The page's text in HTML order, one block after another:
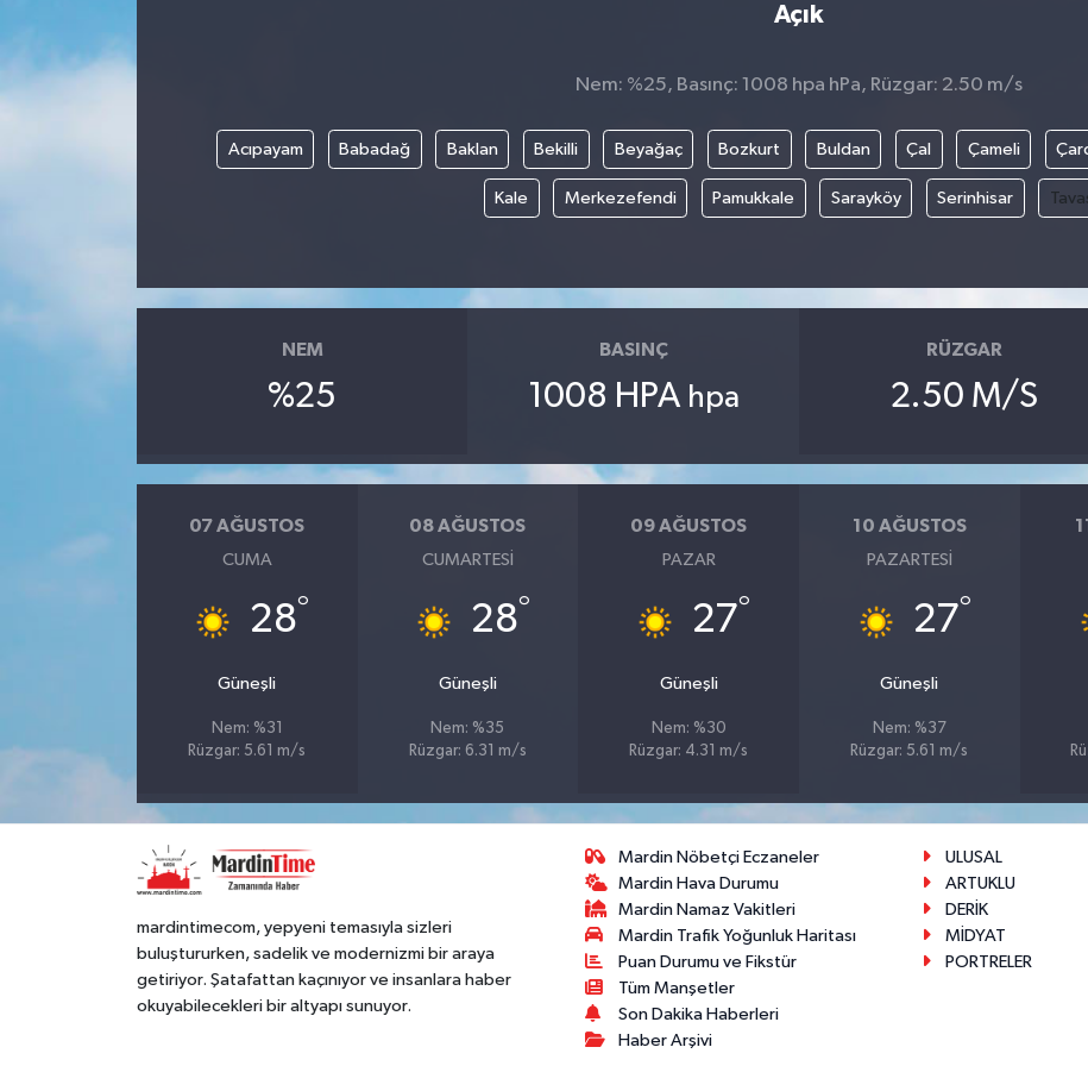
Açık
Nem: %25, Basınç: 1008 hpa hPa, Rüzgar: 2.50 m/s
Acıpayam Babadağ Baklan Bekilli Beyağaç Bozkurt Buldan Çal Çameli
Kale Merkezefendi Pamukkale Sarayköy Serinhisar
NEM
%25
BASINÇ
1008 HPA hpa
RÜZGAR
2.50 M/S
07 AĞUSTOS
CUMA
28°
Güneşli
Nem: %31
Rüzgar: 5.61 m/s
08 AĞUSTOS
CUMARTESI
28°
Güneşli
Nem: %35
Rüzgar: 6.31 m/s
09 AĞUSTOS
PAZAR
27°
Güneşli
Nem: %30
Rüzgar: 4.31 m/s
10 AĞUSTOS
PAZARTESI
27°
Güneşli
Nem: %37
Rüzgar: 5.61 m/s
mardintimecom, yepyeni temasıyla sizleri
buluştururken, sadelik ve modernizmi bir araya
getiriyor. Şatafattan kaçınıyor ve insanlara haber
okuyabilecekleri bir altyapı sunuyor.
Mardin Nöbetçi Eczaneler
Mardin Hava Durumu
Mardin Namaz Vakitleri
Mardin Trafik Yoğunluk Haritası
Puan Durumu ve Fikstür
Tüm Manşetler
Son Dakika Haberleri
Haber Arşivi
ULUSAL
ARTUKLU
DERİK
MİDYAT
PORTRELER